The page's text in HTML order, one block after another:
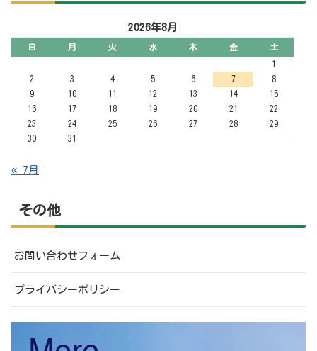
2026年8月
日 月 火 水 木 金
土
1
2
3 4 5 6 7
8
9
10 11 12 13 14
15
16
17 18 19 20 21
22
23
24 25 26 27 28
29
30
31
« 7月
その他
お問い合わせフォーム
プライバシーポリシー